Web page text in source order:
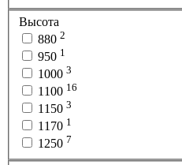
Высота
880 2
950 1
1000 3
1100 16
1150 3
1170 1
1250 7